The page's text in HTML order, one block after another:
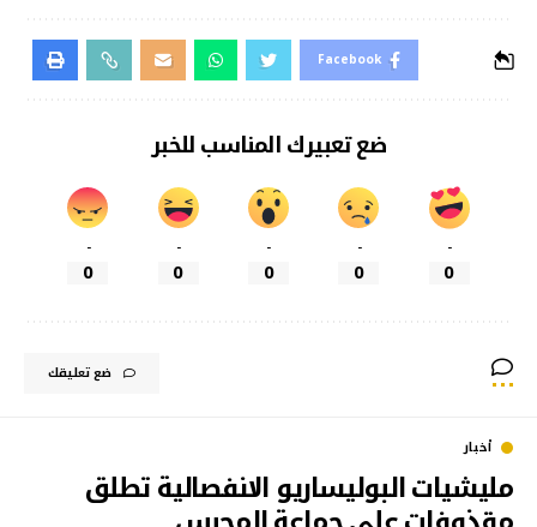
Facebook
ضع تعبيرك المناسب للخبر
-
0
-
0
-
0
-
0
-
0
ضع تعليقك
أخبار
مليشيات البوليساريو الانفصالية تطلق